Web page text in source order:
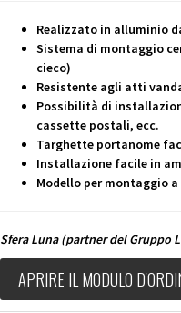
Realizzato in alluminio
Sistema di montaggio
cieco)
Resistente agli atti
Possibilità di
cassette postali, ecc.
Targhette portanome
Installazione facile in
Modello per montaggio a
Sfera Luna(partner del Gruppo
APRIRE IL MODULO